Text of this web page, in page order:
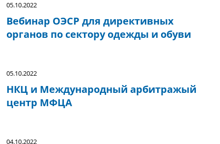
05.10.2022
Вебинар ОЭСР для директивных
органов по сектору одежды и обуви
05.10.2022
НКЦ и Международный арбитражый
центр МФЦА
04.10.2022